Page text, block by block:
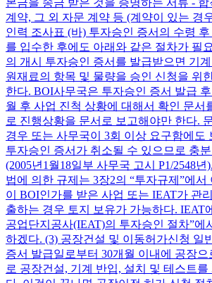
본금을 송금 받은 것을 증명하는 서류 - 합
계약, 그 외 자문 계약 등 (계약이 있는 경
인력 조사표 (바) 투자승인 증서의 수령
를 입수한 후에도 아래와 같은 절차가 필
의 개시 투자승인 증서를 발급받으면 기계
원재료의 항목 및 물량을 승인 신청을 위
한다. BOI사무국은 투자승인 증서 발급 후
월 후 사업 진척 상황에 대해서 확인 문서
로 진행상황을 문서로 보고해야만 한다.
경우 또는 사무국이 3회 이상 요구함에도
투자승인 증서가 취소될 수 있으므로 충
(2005년1월18일부 사무국 고시 P1/2548년
법에 의한 규제는 3장2의 “투자규제”에
이 BOI인가를 받은 사업 또는 IEAT가 관
출하는 경우 토지 보유가 가능하다. IEAT
공업단지공사(IEAT)의 투자승인 절차”에
하겠다. (3) 공장건설 및 이동허가신청 일
증서 발급일로부터 30개월 이내에 공장으
로 공장건설, 기계 반입, 설치 및 테스트